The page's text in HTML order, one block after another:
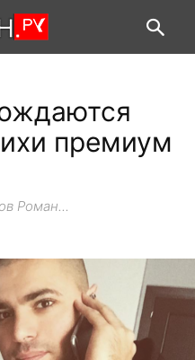
премиум
Роман...